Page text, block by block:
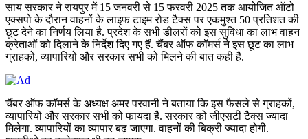
साय सरकार ने रायपुर में 15 जनवरी से 15 फरवरी 2025 तक आयोजित ऑटो
एक्सपो के दौरान वाहनों के लाइफ टाइम रोड टैक्स पर एकमुश्त 50 प्रतिशत की
छूट देने का निर्णय लिया है. प्रदेश के सभी डीलरों को इस सुविधा का लाभ वाहन
क्रेताओं को दिलाने के निर्देश दिए गए हैं. चैंबर ऑफ कॉमर्स ने इस छूट का लाभ
ग्राहकों, व्यापारियों और सरकार सभी को मिलने की बात कही है.
चैंबर ऑफ कॉमर्स के अध्यक्ष अमर परवानी ने बताया कि इस फैसले से ग्राहकों,
व्यापारियों और सरकार सभी को फायदा है. सरकार को जीएसटी टैक्स ज्यादा
मिलेगा. व्यापारियों का व्यापार बढ़ जाएगा. वाहनों की बिक्री ज्यादा होगी.